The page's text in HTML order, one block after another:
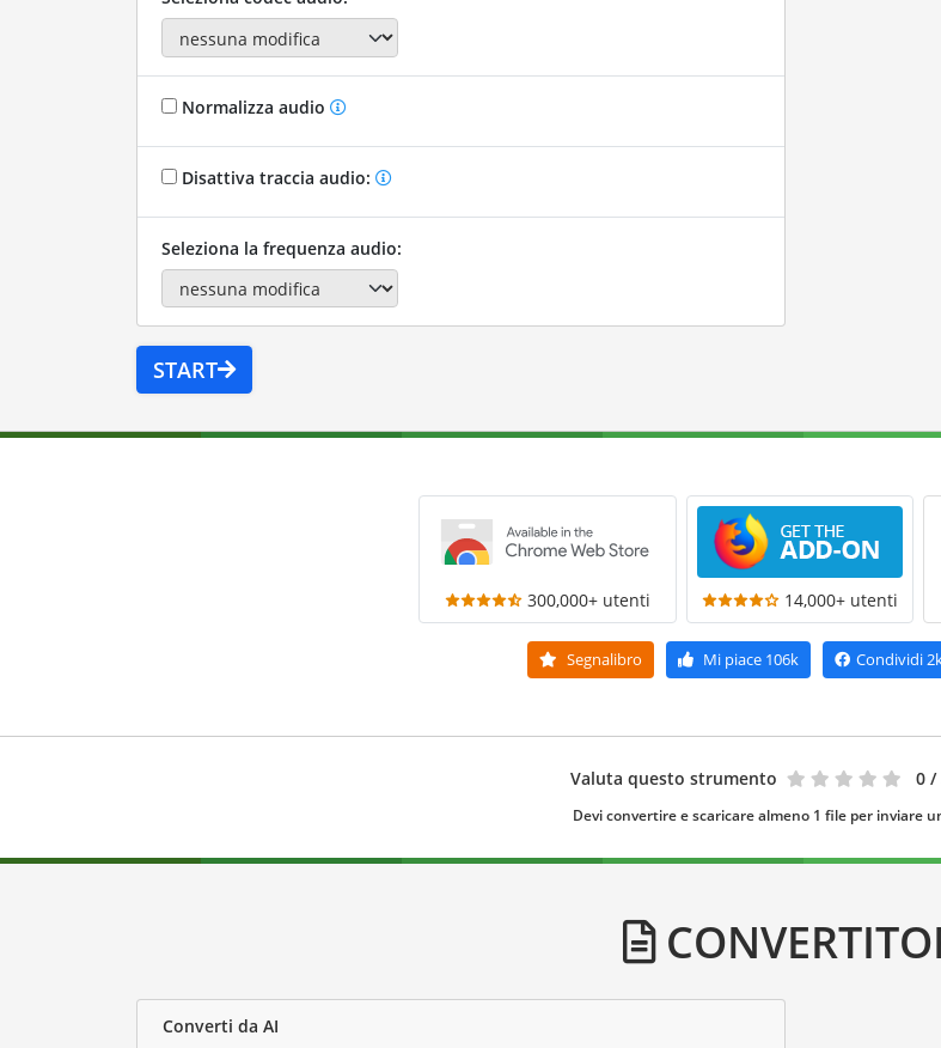
Normalizza audio
Disattiva traccia audio:
Seleziona la frequenza audio:
START
300,000+ utenti 14,000+ utenti
Segnalibro Mi piace 106k Condividi
Valuta questo strumento 0 /
Devi convertire e scaricare almeno 1 file per inviare
Converti da AI